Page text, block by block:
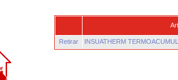
Retirar INSUATHERM